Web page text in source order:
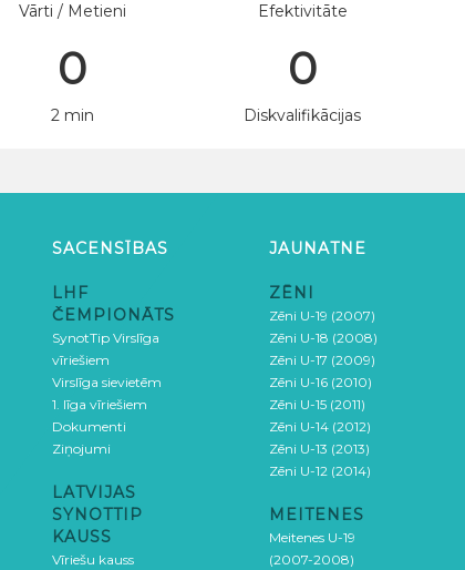
Vārti / Metieni Efektivitāte
0
2 min
0
Diskvalifikācijas
SACENSĪBAS
LHF
ČEMPIONĀTS
SynotTip Virslīga
vīriešiem
Virslīga sievietēm
1. līga vīriešiem
Dokumenti
Ziņojumi
LATVIJAS
SYNOTTIP
KAUSS
Vīriešu kauss
JAUNATNE
ZĒNI
Zēni U-19 (2007)
Zēni U-18 (2008)
Zēni U-17 (2009)
Zēni U-16 (2010)
Zēni U-15 (2011)
Zēni U-14 (2012)
Zēni U-13 (2013)
Zēni U-12 (2014)
MEITENES
Meitenes U-19
(2007-2008)